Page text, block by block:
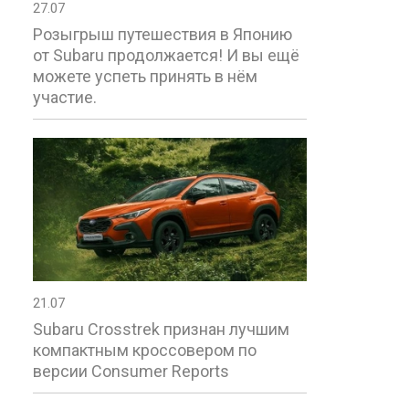
27.07
Розыгрыш путешествия в Японию
от Subaru продолжается! И вы ещё
можете успеть принять в нём
участие.
21.07
Subaru Crosstrek признан лучшим
компактным кроссовером по
версии Consumer Reports